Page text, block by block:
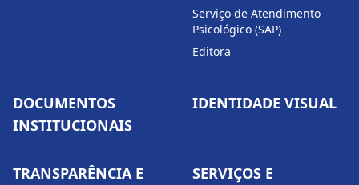
Serviço de Atendimento
Psicológico (SAP)
Editora
DOCUMENTOS
INSTITUCIONAIS
IDENTIDADE VISUAL
TRANSPARÊNCIA E
SERVIÇOS E